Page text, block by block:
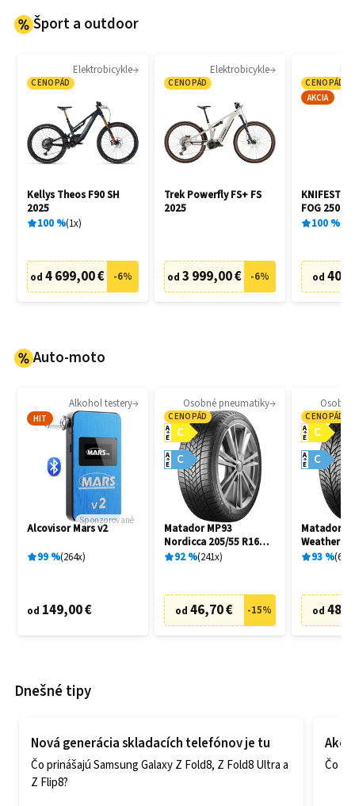
Šport a outdoor
Elektrobicykle
CENOPÁD
Kellys Theos F90 SH
2025
100% 1x
od 4 699,00 € -6%
Elektrobicykle
CENOPÁD
Trek Powerfly FS+ FS
2025
od 3 999,00 € -6%
CENOPÁD
AKCIA
FOG 250 ml
100%
od
Auto-moto
Alkohol testery
HIT
Sponzorované
Alcovisor Mars v2
99% 264x
od 149,00 €
Osobné pneumatiky
CENOPÁD
C
A
E
C
A
E
Matador MP93
Nordicca 205/55 R16
91H
92% 241x
od 46,70 € -15%
CENOPÁD
C
A
E
C
A
E
Matador
Weather
R16 91H
93% 69
od
Dnešné tipy
Nová generácia skladacích telefónov je tu
Čo prinášajú Samsung Galaxy Z Fold8, Z Fold8 Ultra a
Z Flip8?
Ako
Čo